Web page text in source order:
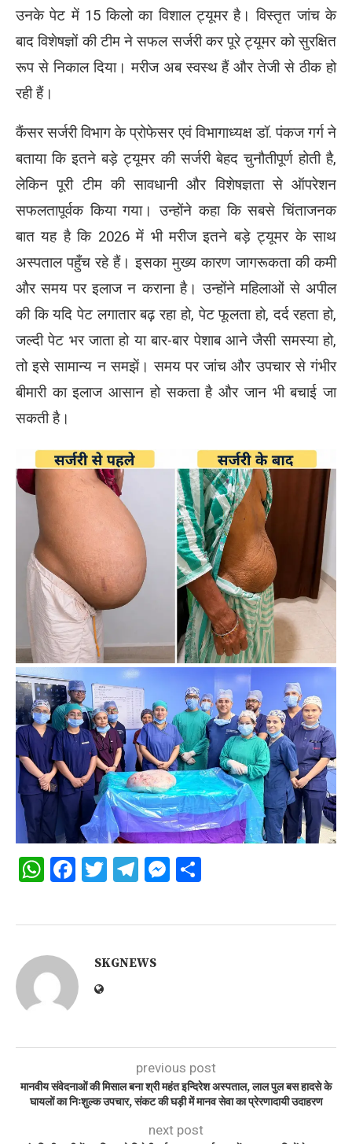
उनके पेट में 15 किलो का विशाल ट्यूमर है। विस्तृत जांच के
बाद विशेषज्ञों की टीम ने सफल सर्जरी कर पूरे ट्यूमर को सुरक्षित
रूप से निकाल दिया। मरीज अब स्वस्थ हैं और तेजी से ठीक हो
रही हैं।
कैंसर सर्जरी विभाग के प्रोफेसर एवं विभागाध्यक्ष डॉ. पंकज गर्ग ने
बताया कि इतने बड़े ट्यूमर की सर्जरी बेहद चुनौतीपूर्ण होती है,
लेकिन पूरी टीम की सावधानी और विशेषज्ञता से ऑपरेशन
सफलतापूर्वक किया गया। उन्होंने कहा कि सबसे चिंताजनक
बात यह है कि 2026 में भी मरीज इतने बड़े ट्यूमर के साथ
अस्पताल पहुँच रहे हैं। इसका मुख्य कारण जागरूकता की कमी
और समय पर इलाज न कराना है। उन्होंने महिलाओं से अपील
की कि यदि पेट लगातार बढ़ रहा हो, पेट फूलता हो, दर्द रहता हो,
जल्दी पेट भर जाता हो या बार-बार पेशाब आने जैसी समस्या हो,
तो इसे सामान्य न समझें। समय पर जांच और उपचार से गंभीर
बीमारी का इलाज आसान हो सकता है और जान भी बचाई जा
सकती है।
WhatsApp
Facebook
Twitter
Telegram
Messenger
SKGNEWS
previous post
मानवीय संवेदनाओं की मिसाल बना श्री महंत इन्दिरेश अस्पताल, लाल पुल बस हादसे के
घायलों का निःशुल्क उपचार, संकट की घड़ी में मानव सेवा का प्रेरणादायी उदाहरण
next post